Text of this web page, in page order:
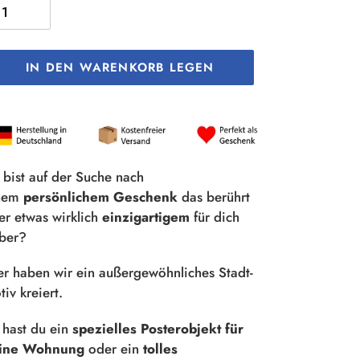
IN DEN WARENKORB LEGEN
bist auf der Suche nach
persönlichem Geschenk das berührt
etwas wirklich einzigartigem für dich
haben wir ein außergewöhnliches Stadt-
kreiert.
du ein spezielles Posterobjekt für
Wohnungoder ein tolles